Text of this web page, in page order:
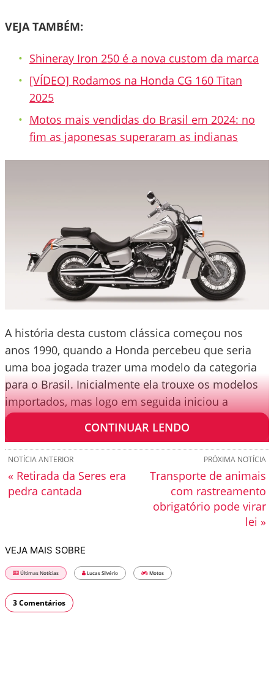
VEJA TAMBÉM:
Shineray Iron 250 é a nova custom da marca
[VÍDEO] Rodamos na Honda CG 160 Titan
2025
Motos mais vendidas do Brasil em 2024: no
fim as japonesas superaram as indianas
A história desta custom clássica começou nos
anos 1990, quando a Honda percebeu que seria
uma boa jogada trazer uma modelo da categoria
para o Brasil. Inicialmente ela trouxe os modelos
importados, mas logo em seguida iniciou a
produção do modelo por aqui.
CONTINUAR LENDO
PRÓXIMA NOTÍCIA
Transporte de animais
com rastreamento
obrigatório pode virar
lei »
NOTÍCIA ANTERIOR
« Retirada da Seres era
pedra cantada
VEJA MAIS SOBRE
Últimas Notícias Lucas Silvério Motos
3 Comentários